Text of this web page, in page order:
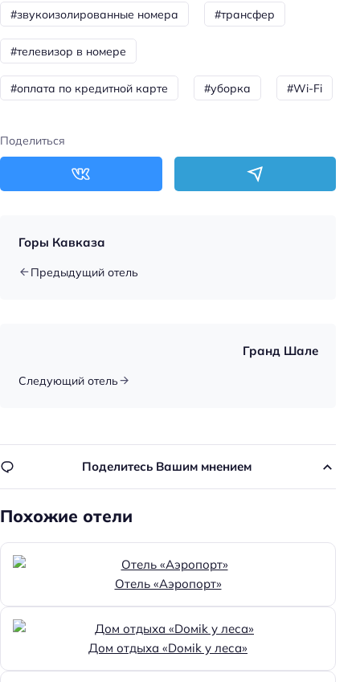
Удобства для людей с ограниченными
возможностями здоровья
Парковка
Бесплатная
Главное
#звукоизолированные номера #трансфер
#телевизор в номере
#оплата по кредитной карте #уборка #Wi-Fi
Поделиться
Горы Кавказа
Предыдущий отель
Гранд Шале
Следующий отель
Поделитесь Вашим мнением
Похожие отели
Отель «Аэропорт»
Дом отдыха «Dомik у леса»